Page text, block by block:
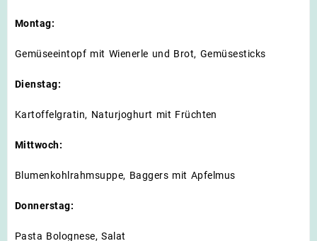
Montag:
Gemüseeintopf mit Wienerle und Brot, Gemüsesticks
Dienstag:
Kartoffelgratin, Naturjoghurt mit Früchten
Mittwoch:
Blumenkohlrahmsuppe, Baggers mit Apfelmus
Donnerstag:
Pasta Bolognese, Salat